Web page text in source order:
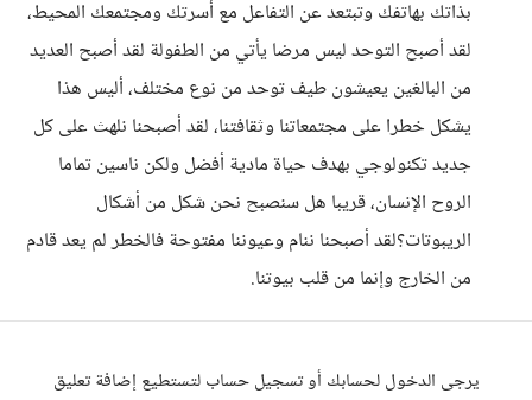
بذاتك بهاتفك وتبتعد عن التفاعل مع أسرتك ومجتمعك المحيط،
لقد أصبح التوحد ليس مرضا يأتي من الطفولة لقد أصبح العديد
من البالغين يعيشون طيف توحد من نوع مختلف، أليس هذا
يشكل خطرا على مجتمعاتنا وثقافتنا، لقد أصبحنا نلهث على كل
جديد تكنولوجي بهدف حياة مادية أفضل ولكن ناسين تماما
الروح الإنسان، قريبا هل سنصبح نحن شكل من أشكال
الريبوتات؟لقد أصبحنا ننام وعيوننا مفتوحة فالخطر لم يعد قادم
من الخارج وإنما من قلب بيوتنا.
يرجى الدخول لحسابك أو تسجيل حساب لتستطيع إضافة تعليق